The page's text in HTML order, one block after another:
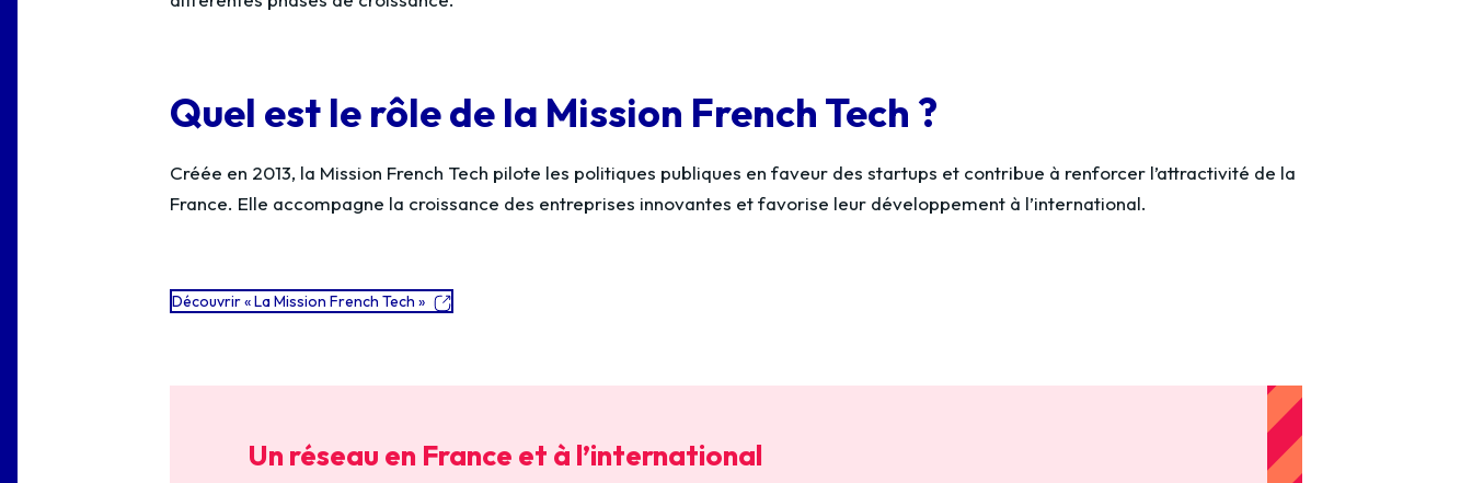
Quel est le rôle de la Mission French Tech ?
Créée en 2013, la Mission French Tech pilote les politiques publiques en faveur des startups et contribue à renforcer l’attractivité de la
France. Elle accompagne la croissance des entreprises innovantes et favorise leur développement à l’international.
Découvrir « La Mission French Tech »
Un réseau en France et à l’international